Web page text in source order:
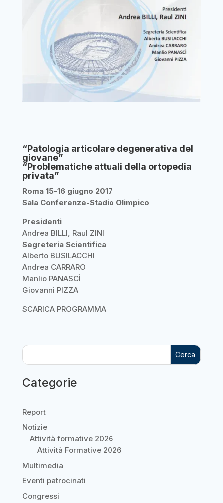
“Patologia articolare degenerativa del
giovane”
“Problematiche attuali della ortopedia
privata”
Roma 15-16 giugno 2017
Sala Conferenze-Stadio Olimpico
Presidenti
Andrea BILLI, Raul ZINI
Segreteria Scientifica
Alberto BUSILACCHI
Andrea CARRARO
Manlio PANASCÌ
Giovanni PIZZA
SCARICA PROGRAMMA
Cerca
Categorie
Report
Notizie
Attività formative 2026
Attività Formative 2026
Multimedia
Eventi patrocinati
Congressi